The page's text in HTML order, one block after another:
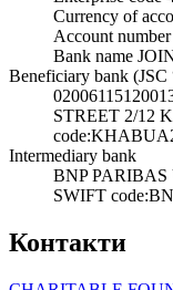
Currency of
Account
Bank name
Beneficiary bank
STREET 2/12
Intermediary bank
BNP PARIBAS
SWIFT
Контакти